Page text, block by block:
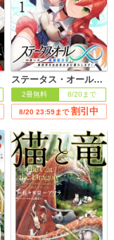
ステータス・オール∞（インフィニティ） ∞使いの最強能力者、異世界を自由気ままに暮らします！
2冊無料 8/20まで
8/20 23:59まで 割引中